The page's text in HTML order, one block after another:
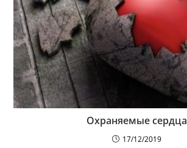
Охраняемые сердца
17/12/2019